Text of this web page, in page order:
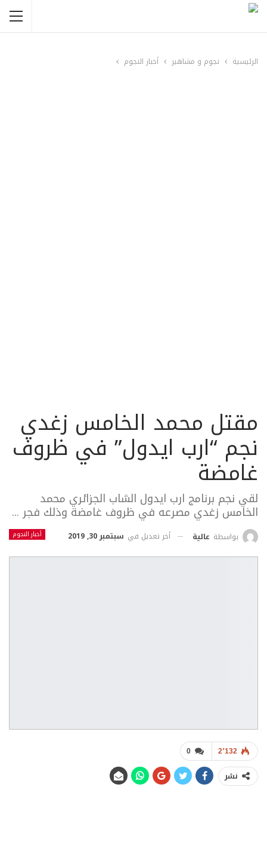
الرئيسية نجوم و مشاهير أخبار النجوم
مقتل محمد الخامس زغدي
نجم “ارب ايدول” في ظروف
غامضة
لقي نجم برنامج ارب ايدول الشاب الجزائري محمد
الخامس زغدي مصرعه في ظروف غامضة وذلك فجر ...
أخبار النجوم بواسطة عالية أخر تعديل في سبتمبر 30, 2019
0 2٬132
نشر